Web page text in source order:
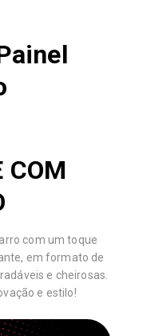
COM
com um toque
em formato de
e cheirosas.
e estilo!